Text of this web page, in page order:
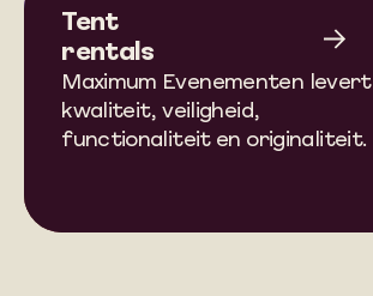
Tent
rentals
Maximum Evenementen levert
kwaliteit, veiligheid,
functionaliteit en originaliteit.